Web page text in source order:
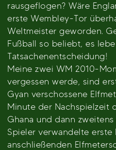
rausgeflogen? Wäre
erste Wembley-Tor
Weltmeister geworden.
Fußball so beliebt, es
Tatsachenentscheidung!
Meine zwei WM 2010-
vergessen werde, sind
Gyan verschossene
Minute der Nachspielzeit
Ghana und dann
Spieler verwandelte
anschließenden